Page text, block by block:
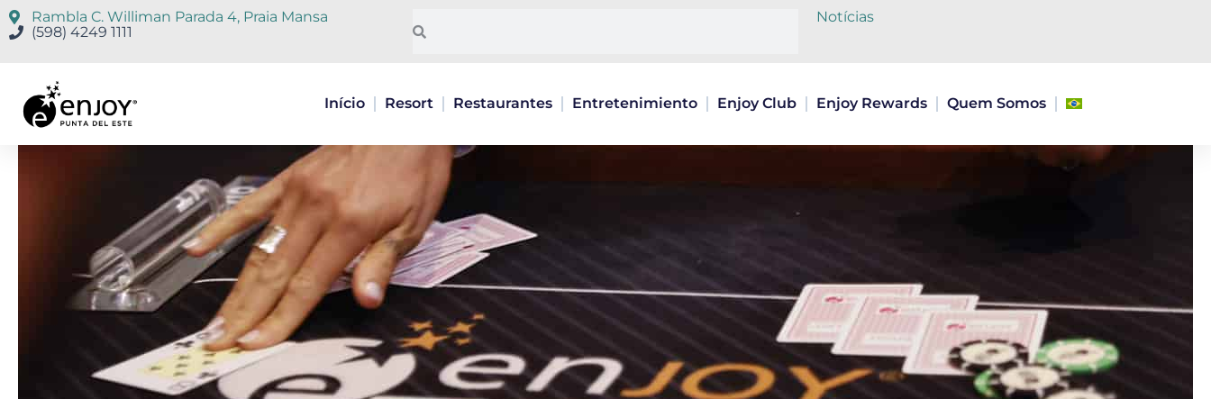
para Rambla C. Williman Parada 4, Praia Mansa
(598) 4249 1111
Notícias
Início Resort Restaurantes Entretenimiento Enjoy Club Enjoy Rewards Quem Somos